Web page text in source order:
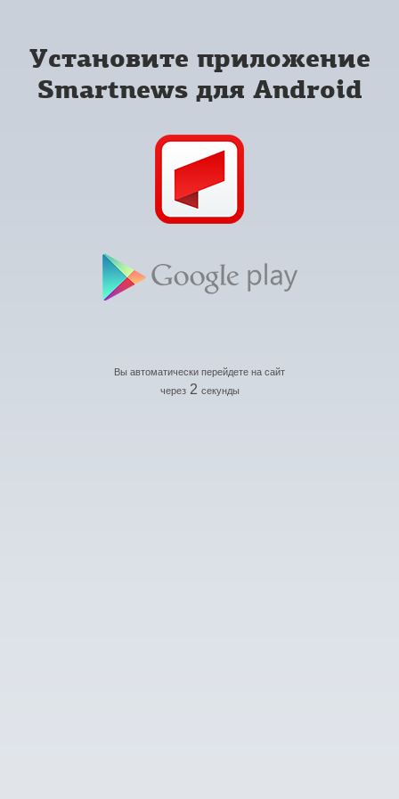
Установите приложение
Smartnews для Android
Вы автоматически перейдете на сайт
через 2 секунды